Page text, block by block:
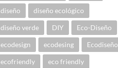
diseño diseño ecológico
diseño verde DIY Eco-Diseño
ecodesign ecodesing Ecodiseño
ecofriendly eco friendly